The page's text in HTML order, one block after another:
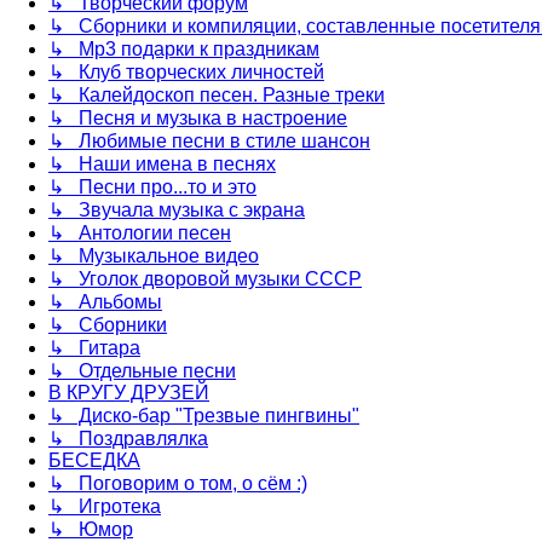
↳ Сборники и компиляции, составленные
↳ Mp3 подарки к праздникам
↳ Клуб творческих личностей
↳ Калейдоскоп песен. Разные треки
↳ Песня и музыка в настроение
↳ Любимые песни в стиле шансон
↳ Наши имена в песнях
↳ Песни про...то и это
↳ Звучала музыка с экрана
↳ Антологии песен
↳ Музыкальное видео
↳ Уголок дворовой музыки СССР
↳ Альбомы
↳ Сборники
↳ Гитара
↳ Отдельные песни
В КРУГУ ДРУЗЕЙ
↳ Диско-бар "Трезвые пингвины"
↳ Поздравлялка
БЕСЕДКА
↳ Поговорим о том, о сём :)
↳ Игротека
↳ Юмор